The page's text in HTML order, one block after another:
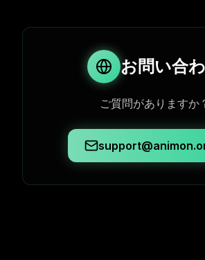
お問い合
ご質問がありますか